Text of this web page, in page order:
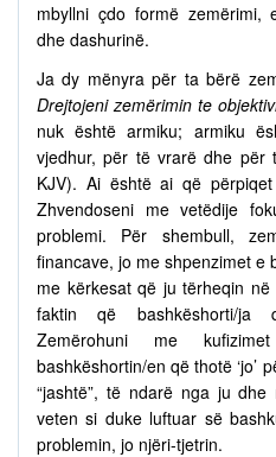
mbyllni çdo formë zemërimi,
dhe dashurinë.
Ja dy mënyra për ta bërë
Drejtojeni zemërimin te
nuk është armiku; armiku
vjedhur, për të vrarë dhe për
KJV). Ai është ai që
Zhvendoseni me vetëdije
problemi. Për shembull,
financave, jo me shpenzimet e
me kërkesat që ju tërheqin
faktin që bashkëshorti/
Zemërohuni me
bashkëshortin/en që thotë ‘jo’
“jashtë”, të ndarë nga ju dhe
veten si duke luftuar së
problemin, jo njëri-tjetrin.